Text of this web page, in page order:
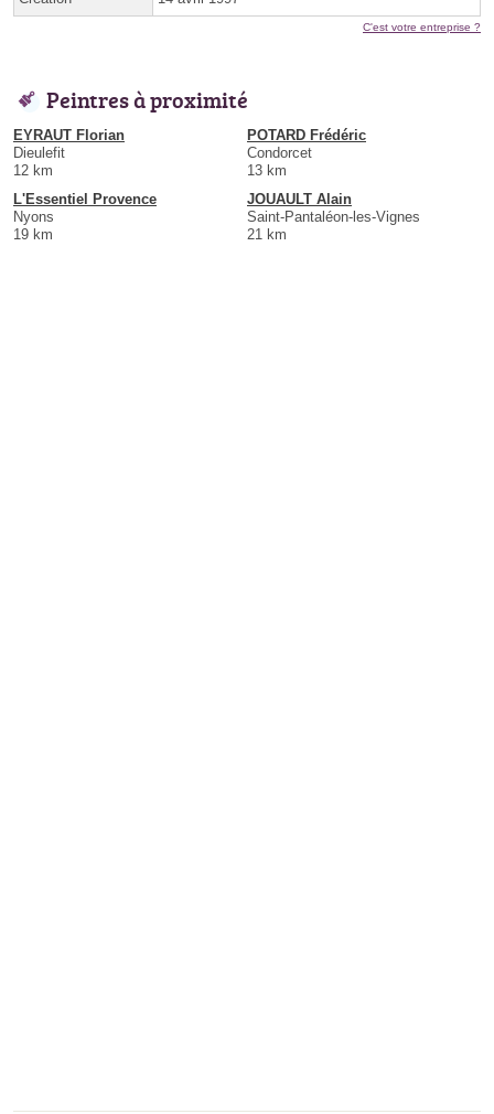
C'est votre entreprise ?
Peintres à proximité
EYRAUT Florian
Dieulefit
12 km
POTARD Frédéric
Condorcet
13 km
L'Essentiel Provence
Nyons
19 km
JOUAULT Alain
Saint-Pantaléon-les-Vignes
21 km